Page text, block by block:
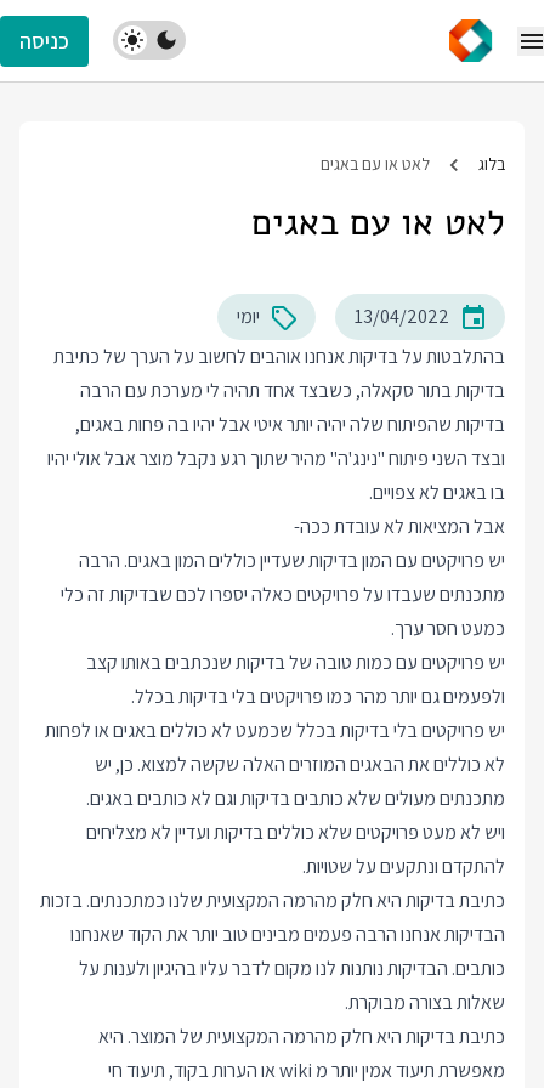
כניסה
בלוג לאט או עם באגים
לאט או עם באגים
13/04/2022
יומי
בהתלבטות על בדיקות אנחנו אוהבים לחשוב על הערך של כתיבת
בדיקות בתור סקאלה, כשבצד אחד תהיה לי מערכת עם הרבה
בדיקות שהפיתוח שלה יהיה יותר איטי אבל יהיו בה פחות באגים,
ובצד השני פיתוח "נינג'ה" מהיר שתוך רגע נקבל מוצר אבל אולי יהיו
בו באגים לא צפויים.
אבל המציאות לא עובדת ככה-
יש פרויקטים עם המון בדיקות שעדיין כוללים המון באגים. הרבה
מתכנתים שעבדו על פרויקטים כאלה יספרו לכם שבדיקות זה כלי
כמעט חסר ערך.
יש פרויקטים עם כמות טובה של בדיקות שנכתבים באותו קצב
ולפעמים גם יותר מהר כמו פרויקטים בלי בדיקות בכלל.
יש פרויקטים בלי בדיקות בכלל שכמעט לא כוללים באגים או לפחות
לא כוללים את הבאגים המוזרים האלה שקשה למצוא. כן, יש
מתכנתים מעולים שלא כותבים בדיקות וגם לא כותבים באגים.
ויש לא מעט פרויקטים שלא כוללים בדיקות ועדיין לא מצליחים
להתקדם ונתקעים על שטויות.
כתיבת בדיקות היא חלק מהרמה המקצועית שלנו כמתכנתים. בזכות
הבדיקות אנחנו הרבה פעמים מבינים טוב יותר את הקוד שאנחנו
כותבים. הבדיקות נותנות לנו מקום לדבר עליו בהיגיון ולענות על
שאלות בצורה מבוקרת.
כתיבת בדיקות היא חלק מהרמה המקצועית של המוצר. היא
מאפשרת תיעוד אמין יותר מ wiki או הערות בקוד, תיעוד חי